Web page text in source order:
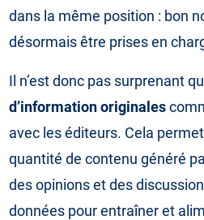
dans la même position : bon
désormais être prises en
Il n’est donc pas surprenant
d’information originales
avec les éditeurs. Cela
quantité de contenu généré
des opinions et des
données pour entraîner et